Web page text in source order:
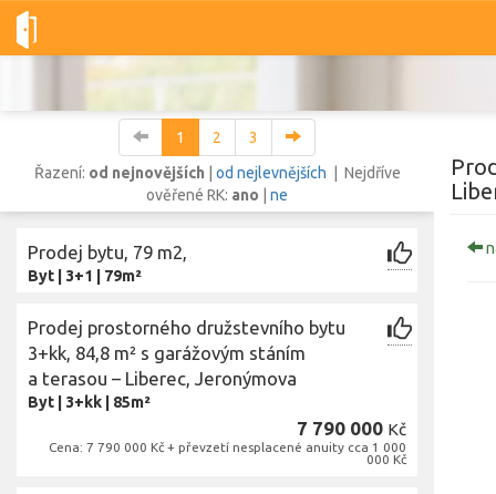
Dobré-nemovitosti.cz obec Liberec, okres Liberec, Liberecký
Pozemky
obec Liberec ,okres Liberec, Liberecký kraj
Lokalita
Cena
1 2
3
Řazení: od nejnovějších od nejlevnějších | Nejdříve
ověřené RK: ano ne
Prodej bytu, 79 m2,
Byt 3+1 79m²
Prodej prostorného družstevního bytu
3+kk, 84,8 m² s garážovým stáním
a terasou – Liberec, Jeronýmova
Byt 3+kk 85m²
7 790 000 Kč
Cena: 7 790 000 Kč + převzetí nesplacené anuity cca 1 000
000 Kč